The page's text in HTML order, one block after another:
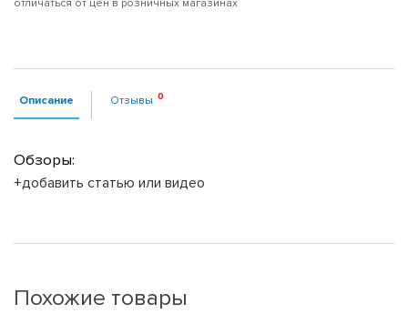
отличаться от цен в розничных магазинах
Описание Отзывы
Обзоры:
+добавить статью или видео
Похожие товары